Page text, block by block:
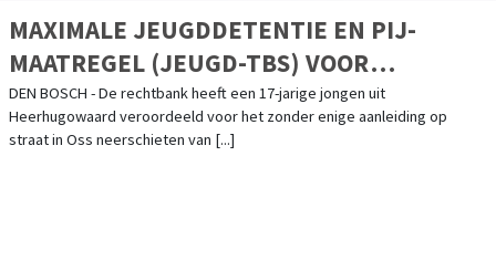
MAXIMALE JEUGDDETENTIE EN PIJ-
MAATREGEL (JEUGD-TBS) VOOR
SCHIETPARTIJ OP STRAAT IN OSS
DEN BOSCH - De rechtbank heeft een 17-jarige jongen uit
Heerhugowaard veroordeeld voor het zonder enige aanleiding op
straat in Oss neerschieten van [...]